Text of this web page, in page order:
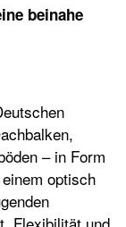
beinahe
– in Form
optisch